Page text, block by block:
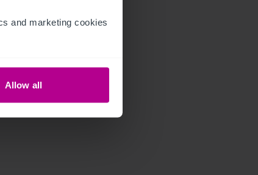
and marketing cookies
Allow all